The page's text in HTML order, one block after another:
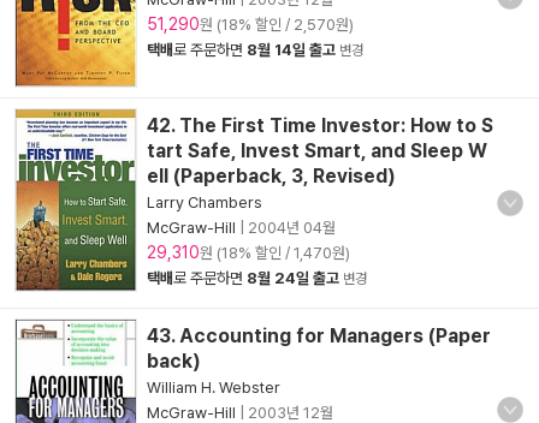
51,290원 (18% 할인 / 2,570원)
택배로 주문하면 8월 14일 출고 변경
42. The First Time Investor: How to S
tart Safe, Invest Smart, and Sleep W
ell (Paperback, 3, Revised)
Larry Chambers
McGraw-Hill
2004년 04월
29,310원 (18% 할인 / 1,470원)
택배로 주문하면 8월 24일 출고 변경
43. Accounting for Managers (Paper
back)
William H. Webster
McGraw-Hill
2003년 12월